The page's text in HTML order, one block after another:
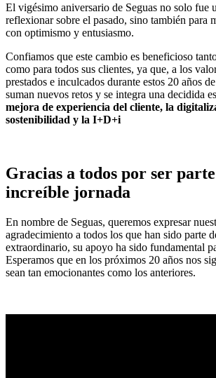
El vigésimo aniversario de Seguas no solo fue
reflexionar sobre el pasado, sino también para
con optimismo y entusiasmo.
Confiamos que este cambio es beneficioso
como para todos sus clientes, ya que, a los
prestados e inculcados durante estos 20 años
suman nuevos retos y se integra una decidida
mejora de experiencia del cliente, la
sostenibilidad y la I+D+i
Gracias a todos por ser parte
increíble jornada
En nombre de Seguas, queremos expresar
agradecimiento a todos los que han sido parte
extraordinario, su apoyo ha sido fundamental
Esperamos que en los próximos 20 años nos
sean tan emocionantes como los anteriores.